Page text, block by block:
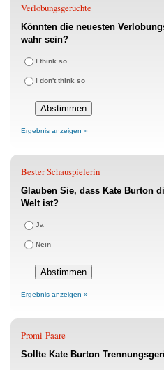
Verlobungsgerüchte
Könnten die neuesten
wahr sein?
I think so
I don't think so
Ergebnis anzeigen »
Bester Schauspielerin
Glauben Sie, dass Kate Burton
Welt ist?
Ja
Nein
Ergebnis anzeigen »
Promi-Paare
Sollte Kate Burton